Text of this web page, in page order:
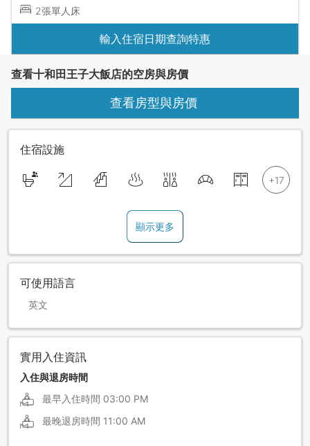
2張單人床
輸入住宿日期查詢特惠
查看十和田王子大飯店的空房與房價
查看房型與房價
住宿設施
顯示更多
可使用語言
英文
實用入住資訊
入住與退房時間
最早入住時間 03:00 PM
最晚退房時間 11:00 AM